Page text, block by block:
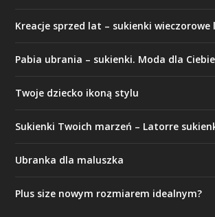
Kreacje sprzed lat – sukienki wieczorowe
Pabia ubrania – sukienki. Moda dla Ciebie
Twoje dziecko ikoną stylu
Sukienki Twoich marzeń – Latorre
Ubranka dla maluszka
Plus size nowym rozmiarem idealnym?